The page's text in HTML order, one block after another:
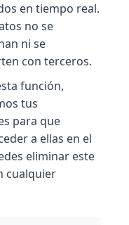
en tiempo real.
no se
ni se
con terceros.
función,
tus
para que
a ellas en el
eliminar este
cualquier